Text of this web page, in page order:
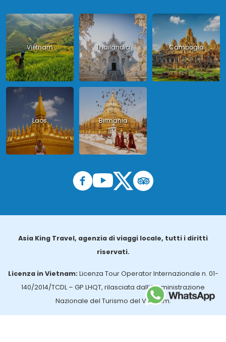
Vietnam Thailandia Cambogia
Laos Birmania
Asia King Travel, agenzia di viaggi locale, tutti i diritti
riservati.
Licenza in Vietnam: Licenza Tour Operator Internazionale n. 01-
140/2014/TCDL – GP LHQT, rilasciata dall’Amministrazione
Nazionale del Turismo del Vietnam.